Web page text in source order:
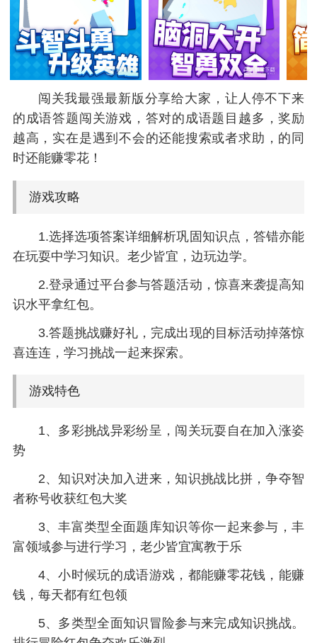
闯关我最强最新版分享给大家，让人停不下来
的成语答题闯关游戏，答对的成语题目越多，奖励
越高，实在是遇到不会的还能搜索或者求助，的同
时还能赚零花！
游戏攻略
1.选择选项答案详细解析巩固知识点，答错亦能
在玩耍中学习知识。老少皆宜，边玩边学。
2.登录通过平台参与答题活动，惊喜来袭提高知
识水平拿红包。
3.答题挑战赚好礼，完成出现的目标活动掉落惊
喜连连，学习挑战一起来探索。
游戏特色
1、多彩挑战异彩纷呈，闯关玩耍自在加入涨姿
势
2、知识对决加入进来，知识挑战比拼，争夺智
者称号收获红包大奖
3、丰富类型全面题库知识等你一起来参与，丰
富领域参与进行学习，老少皆宜寓教于乐
4、小时候玩的成语游戏，都能赚零花钱，能赚
钱，每天都有红包领
5、多类型全面知识冒险参与来完成知识挑战。